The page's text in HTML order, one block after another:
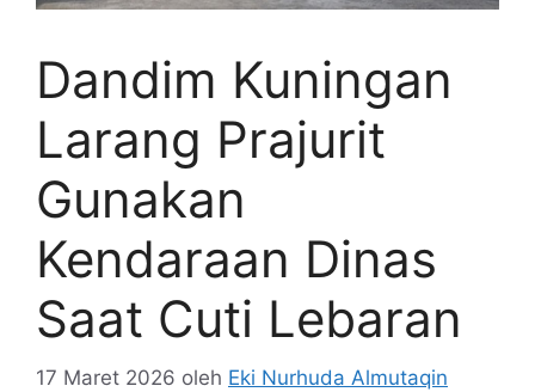
Dandim Kuningan
Larang Prajurit
Gunakan
Kendaraan Dinas
Saat Cuti Lebaran
17 Maret 2026 oleh Eki Nurhuda Almutaqin